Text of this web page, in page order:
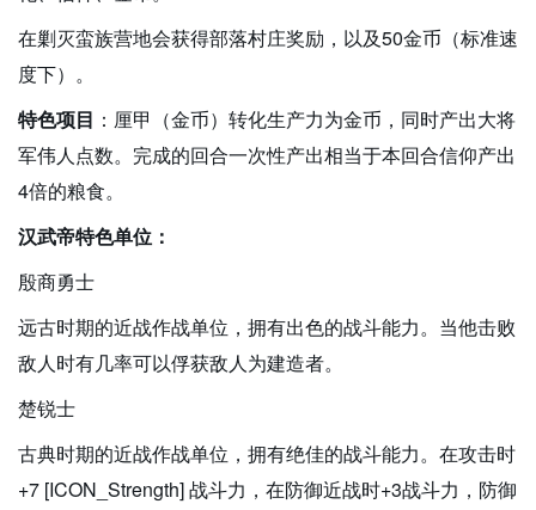
在剿灭蛮族营地会获得部落村庄奖励，以及50金币（标准速
度下）。
特色项目 ：厘甲（金币）转化生产力为金币，同时产出大将
军伟人点数。完成的回合一次性产出相当于本回合信仰产出
4倍的粮食。
汉武帝特色单位：
殷商勇士
远古时期的近战作战单位，拥有出色的战斗能力。当他击败
敌人时有几率可以俘获敌人为建造者。
楚锐士
古典时期的近战作战单位，拥有绝佳的战斗能力。在攻击时
+7 [ICON_Strength] 战斗力，在防御近战时+3战斗力，防御